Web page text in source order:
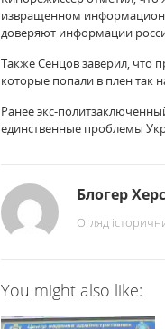
извращенном
доверяют информации
Также Сенцов заверил, что
которые попали в плен так
Ранее экс-
единственные проблемы
Блогер
Огляд
You might also like: